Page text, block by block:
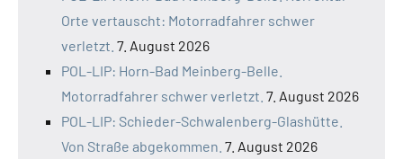
Orte vertauscht: Motorradfahrer schwer
verletzt. 7. August 2026
POL-LIP: Horn-Bad Meinberg-Belle.
Motorradfahrer schwer verletzt. 7. August 2026
POL-LIP: Schieder-Schwalenberg-Glashütte.
Von Straße abgekommen. 7. August 2026